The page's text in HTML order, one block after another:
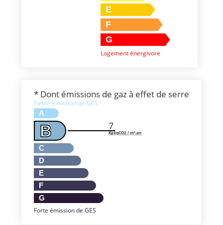
E
F
G
Logement énergivore
* Dont émissions de gaz à effet de serre
Faible émission de GES
A
B
C
D
E
F
G
Forte émission de GES
7
KgéqCO2 / m².an